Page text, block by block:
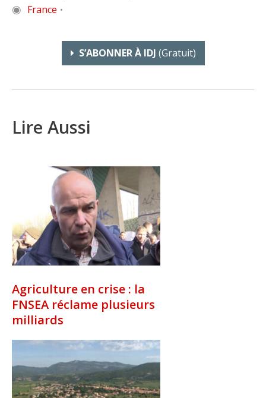
◉ France •
S’ABONNER À IDJ (gratuit)
Lire Aussi
Agriculture en crise : la
FNSEA réclame plusieurs
milliards